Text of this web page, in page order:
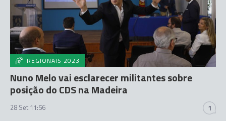
REGIONAIS 2023
Nuno Melo vai esclarecer militantes sobre
posição do CDS na Madeira
28 Set 11:56 1